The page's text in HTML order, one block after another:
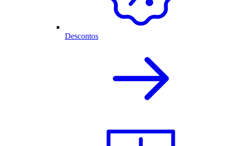
Descontos